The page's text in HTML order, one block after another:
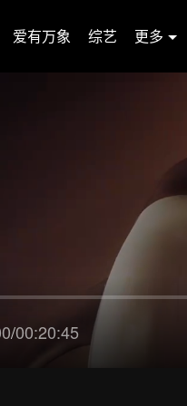
爱有万象 综艺 更多